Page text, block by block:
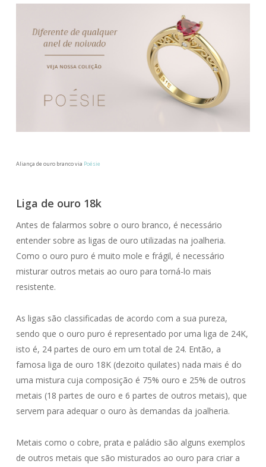
Aliança de ouro branco via Poésie
Liga de ouro 18k
Antes de falarmos sobre o ouro branco, é necessário
entender sobre as ligas de ouro utilizadas na joalheria.
Como o ouro puro é muito mole e frágil, é necessário
misturar outros metais ao ouro para torná-lo mais
resistente.
As ligas são classificadas de acordo com a sua pureza,
sendo que o ouro puro é representado por uma liga de 24K,
isto é, 24 partes de ouro em um total de 24. Então, a
famosa liga de ouro 18K (dezoito quilates) nada mais é do
uma mistura cuja composição é 75% ouro e 25% de outros
metais (18 partes de ouro e 6 partes de outros metais), que
servem para adequar o ouro às demandas da joalheria.
Metais como o cobre, prata e paládio são alguns exemplos
de outros metais que são misturados ao ouro para criar a